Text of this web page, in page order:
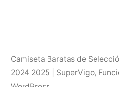
Camiseta Baratas de
2024 2025 | SuperVigo,